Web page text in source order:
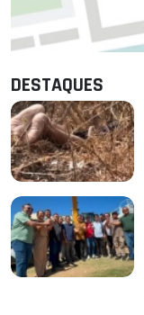
DESTAQUES